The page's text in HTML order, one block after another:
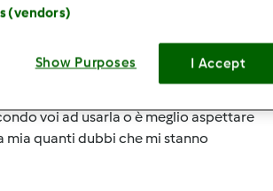
sbaglio ed è giusto così??? La mia
come quando si fa lievitare il pane o
più o meno in quanto tempo
circa 3-4 ore ma magari è perchè
boh. non so come comportarmi. E poi
voi ad usarla o è meglio aspettare
mia quanti dubbi che mi stanno
(vendors)
Show Purposes I Accept